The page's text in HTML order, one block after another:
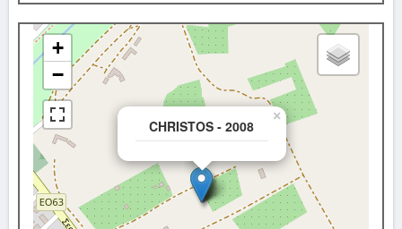
CHRISTOS - 2008
×
+
−